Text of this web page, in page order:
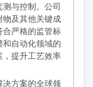
与控制。公司
物及其他关键成
严格的监管标
自动化领域的
提升工艺效率
决方案的全球领